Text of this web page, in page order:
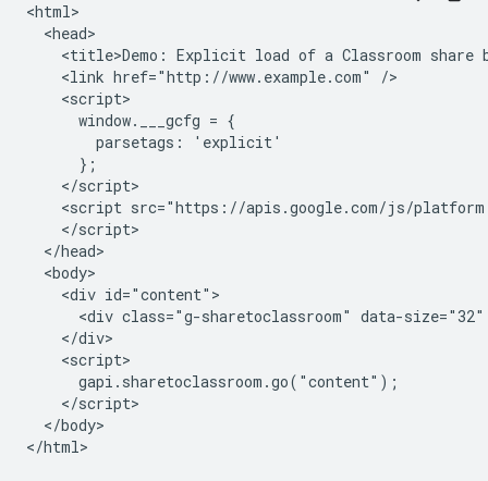
<html>
  <head>
<title>Demo: Explicit load of a Classroom share
    <link href="http://www.example.com" />
    <script>
      window.___gcfg = {
        parsetags: 'explicit'
      };
    </script>
<script src="https://apis.google.com/js/
    </script>
  </head>
  <body>
    <div id="content">
<div class="g-sharetoclassroom" data-
    </div>
    <script>
      gapi.sharetoclassroom.go("content");
    </script>
  </body>